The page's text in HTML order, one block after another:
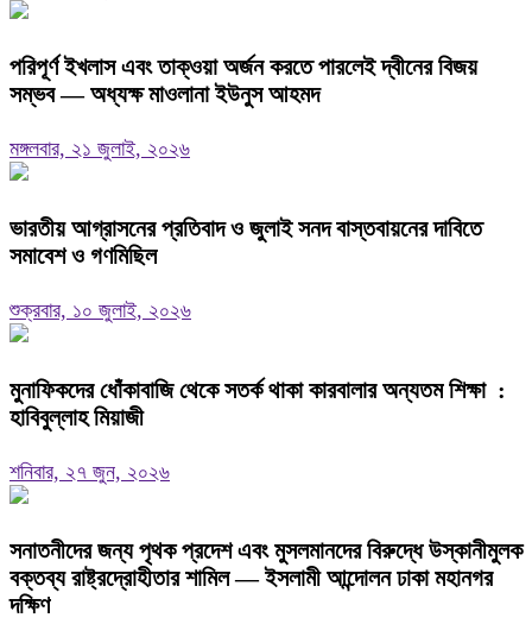
পরিপূর্ণ ইখলাস এবং তাক্ওয়া অর্জন করতে পারলেই দ্বীনের বিজয়
সম্ভব — অধ্যক্ষ মাওলানা ইউনুস আহমদ
মঙ্গলবার, ২১ জুলাই, ২০২৬
ভারতীয় আগ্রাসনের প্রতিবাদ ও জুলাই সনদ বাস্তবায়নের দাবিতে
সমাবেশ ও গণমিছিল
শুক্রবার, ১০ জুলাই, ২০২৬
মুনাফিকদের ধোঁকাবাজি থেকে সতর্ক থাকা কারবালার অন্যতম শিক্ষা :
হাবিবুল্লাহ মিয়াজী
শনিবার, ২৭ জুন, ২০২৬
সনাতনীদের জন্য পৃথক প্রদেশ এবং মুসলমানদের বিরুদ্ধে উস্কানীমুলক
বক্তব্য রাষ্ট্রদ্রোহীতার শামিল — ইসলামী আন্দোলন ঢাকা মহানগর
দক্ষিণ